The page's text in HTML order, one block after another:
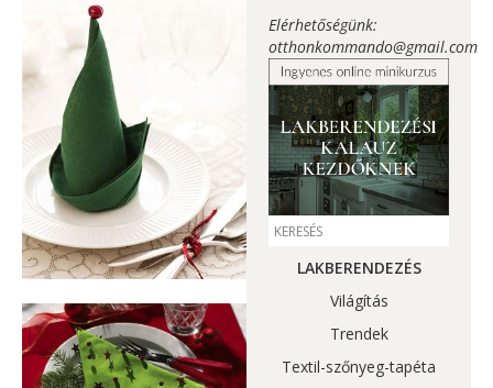
Elérhetőségünk:
otthonkommando@gmail.com
LAKBERENDEZÉS
Világítás
Trendek
Textil-szőnyeg-tapéta